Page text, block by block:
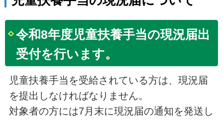
令和8年度児童扶養手当の現況届出
受付を行います。
児童扶養手当を受給されている方は、現況届
を提出しなければなりません。
対象者の方には7月末に現況届の通知を発送し